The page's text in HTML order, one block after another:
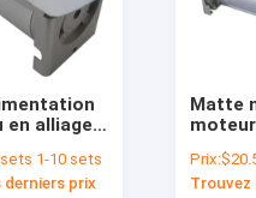
en alliage
en alliage
1-10 sets
derniers prix
Matte
Prix:
Trouvez